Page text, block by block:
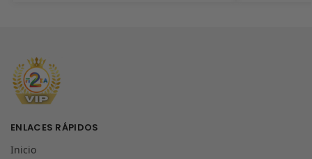
ENLACES RÁPIDOS
Inicio